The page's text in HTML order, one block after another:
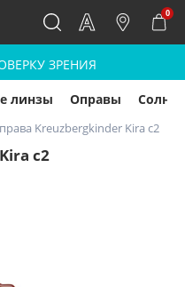
0
ЗРЕНИЯ
линзы Оправы
Kreuzbergkinder Kira c2
c2